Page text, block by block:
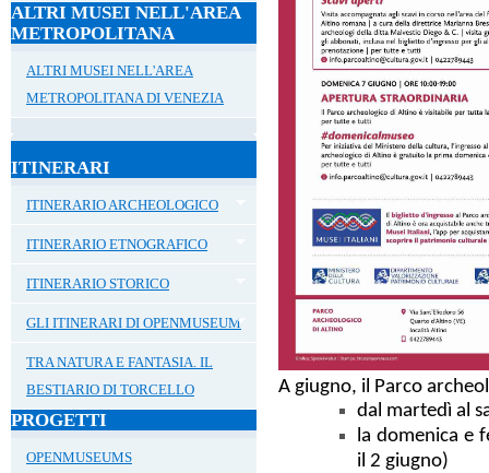
ALTRI MUSEI NELL'AREA
METROPOLITANA
ALTRI MUSEI NELL'AREA
METROPOLITANA DI VENEZIA
ITINERARI
ITINERARIO ARCHEOLOGICO
ITINERARIO ETNOGRAFICO
ITINERARIO STORICO
GLI ITINERARI DI OPENMUSEUM
TRA NATURA E FANTASIA. IL
BESTIARIO DI TORCELLO
PROGETTI
OPENMUSEUMS
A giugno, il Parco
dal martedì al
la domenica e
il 2 giugno)